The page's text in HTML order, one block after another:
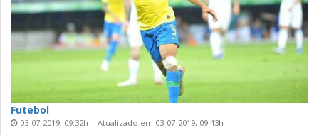
Futebol
03-07-2019, 09:32h | Atualizado em 03-07-2019, 09:43h